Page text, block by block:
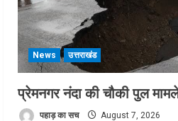
News उत्तराखंड
प्रेमनगर नंदा की चौकी पुल
पहाड़ का सच August 7, 2026